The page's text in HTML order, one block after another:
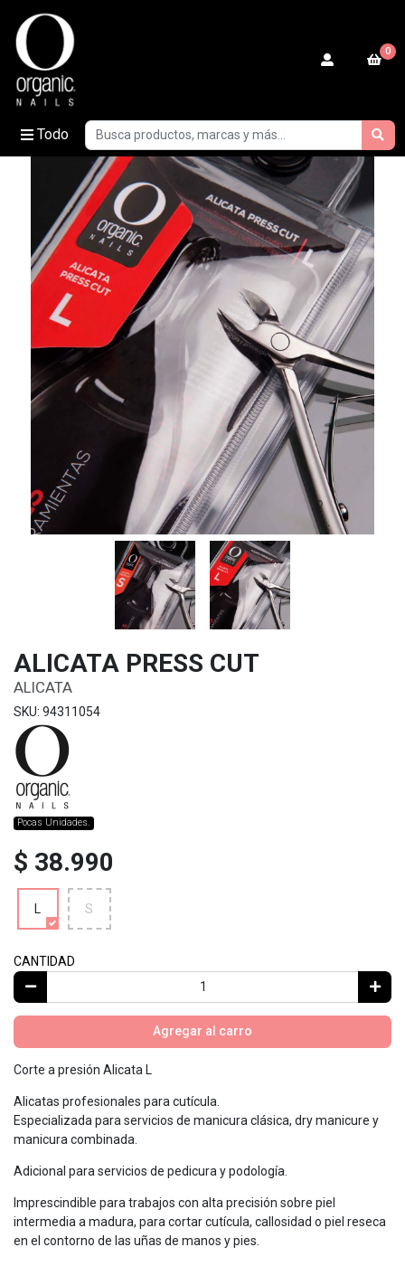
Todo
0
ALICATA PRESS CUT
ALICATA
SKU: 94311054
Pocas Unidades.
$ 38.990
L S
CANTIDAD
Agregar al carro
Corte a presión Alicata L
Alicatas profesionales para cutícula.
Especializada para servicios de manicura clásica, dry manicure y
manicura combinada.
Adicional para servicios de pedicura y podología.
Imprescindible para trabajos con alta precisión sobre piel
intermedia a madura, para cortar cutícula, callosidad o piel reseca
en el contorno de las uñas de manos y pies.